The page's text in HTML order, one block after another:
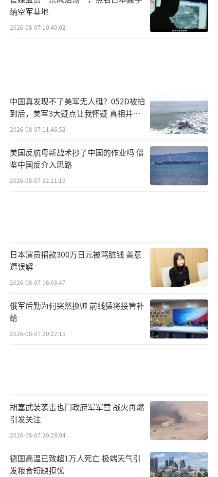
纳空军基地
2026-08-07 10:40:02
中国真发现不了美军无人艇？052D被拍
到后，美军3大疑点让我怀疑 真相并非
如此
2026-08-07 11:46:52
美国反航母新战术抄了中国的作业吗 借
鉴中国反介入思路
2026-08-07 22:21:19
日本演员捐款300万日元被骂脏钱 善意
遭误解
2026-08-07 16:03:47
俄军后勤为何突然换帅 前线猛将接管补
给
2026-08-07 20:22:15
胡塞武装袭击也门政府军军营 战火再燃
引发关注
2026-08-07 20:28:04
德国高温已致超1万人死亡 极端天气引
发粮食短缺担忧